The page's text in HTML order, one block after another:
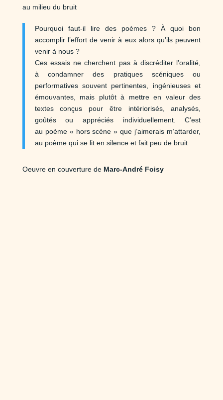
au milieu du bruit
Pourquoi faut-il lire des poèmes ? À quoi bon
accomplir l’effort de venir à eux alors qu’ils peuvent
venir à nous ?
Ces essais ne cherchent pas à discréditer l’oralité,
à condamner des pratiques scéniques ou
performatives souvent pertinentes, ingénieuses et
émouvantes, mais plutôt à mettre en valeur des
textes conçus pour être intériorisés, analysés,
goûtés ou appréciés individuellement. C’est
au poème « hors scène » que j’aimerais m’attarder,
au poème qui se lit en silence et fait peu de bruit
Oeuvre en couverture de Marc-André Foisy